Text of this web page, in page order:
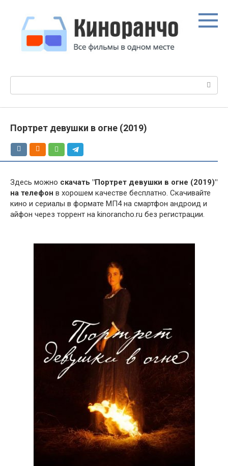
контенту
Портрет девушки в огне (2019)
Здесь можно скачать "Портрет девушки в огне (2019)"
на телефон в хорошем качестве бесплатно. Скачивайте
кино и сериалы в формате МП4 на смартфон андроид и
айфон через торрент на kinorancho.ru без регистрации.